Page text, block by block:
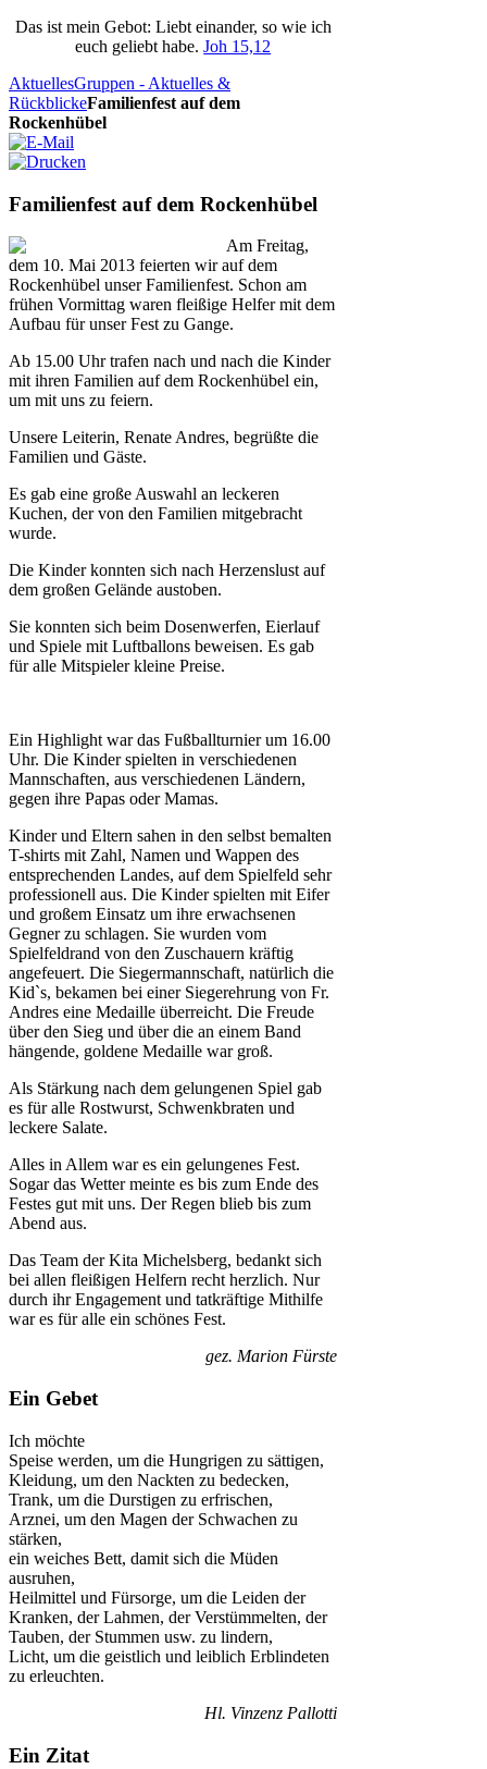
Das ist mein Gebot: Liebt einander, so wie ich
euch geliebt habe.Joh 15,12
AktuellesGruppen - Aktuelles &
RückblickeFamilienfest auf dem
Rockenhübel
Familienfest auf dem Rockenhübel
Am Freitag,
dem 10. Mai 2013 feierten wir auf dem
Rockenhübel unser Familienfest. Schon am
frühen Vormittag waren fleißige Helfer mit dem
Aufbau für unser Fest zu Gange.
Ab 15.00 Uhr trafen nach und nach die Kinder
mit ihren Familien auf dem Rockenhübel ein,
um mit uns zu feiern.
Unsere Leiterin, Renate Andres, begrüßte die
Familien und Gäste.
Es gab eine große Auswahl an leckeren
Kuchen, der von den Familien mitgebracht
wurde.
Die Kinder konnten sich nach Herzenslust auf
dem großen Gelände austoben.
Sie konnten sich beim Dosenwerfen, Eierlauf
und Spiele mit Luftballons beweisen. Es gab
für alle Mitspieler kleine Preise.
Ein Highlight war das Fußballturnier um 16.00
Uhr. Die Kinder spielten in verschiedenen
Mannschaften, aus verschiedenen Ländern,
gegen ihre Papas oder Mamas.
Kinder und Eltern sahen in den selbst bemalten
T-shirts mit Zahl, Namen und Wappen des
entsprechenden Landes, auf dem Spielfeld sehr
professionell aus. Die Kinder spielten mit Eifer
und großem Einsatz um ihre erwachsenen
Gegner zu schlagen. Sie wurden vom
Spielfeldrand von den Zuschauern kräftig
angefeuert. Die Siegermannschaft, natürlich die
Kid`s, bekamen bei einer Siegerehrung von Fr.
Andres eine Medaille überreicht. Die Freude
über den Sieg und über die an einem Band
hängende, goldene Medaille war groß.
Als Stärkung nach dem gelungenen Spiel gab
es für alle Rostwurst, Schwenkbraten und
leckere Salate.
Alles in Allem war es ein gelungenes Fest.
Sogar das Wetter meinte es bis zum Ende des
Festes gut mit uns. Der Regen blieb bis zum
Abend aus.
Das Team der Kita Michelsberg, bedankt sich
bei allen fleißigen Helfern recht herzlich. Nur
durch ihr Engagement und tatkräftige Mithilfe
war es für alle ein schönes Fest.
gez. Marion Fürste
Ein Gebet
Ich möchte
Speise werden, um die Hungrigen zu sättigen,
Kleidung, um den Nackten zu bedecken,
Trank, um die Durstigen zu erfrischen,
Arznei, um den Magen der Schwachen zu
stärken,
ein weiches Bett, damit sich die Müden
ausruhen,
Heilmittel und Fürsorge, um die Leiden der
Kranken, der Lahmen, der Verstümmelten, der
Tauben, der Stummen usw. zu lindern,
Licht, um die geistlich und leiblich Erblindeten
zu erleuchten.
Hl. Vinzenz Pallotti
Ein Zitat